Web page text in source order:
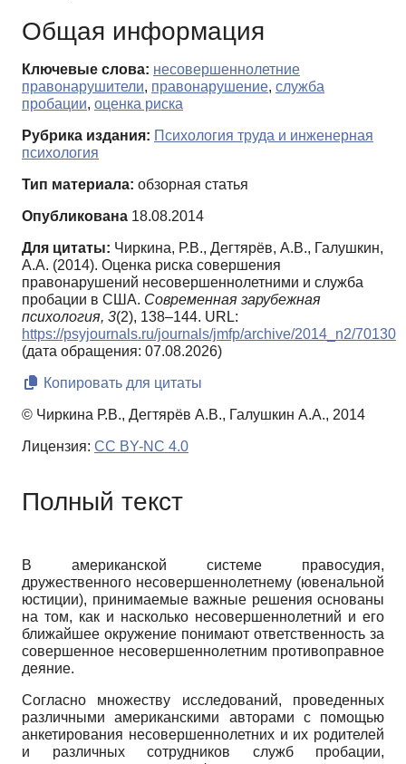
Общая информация
Ключевые слова: несовершеннолетние
правонарушители, правонарушение, служба
пробации, оценка риска
Рубрика издания: Психология труда и инженерная
психология
Тип материала: обзорная статья
Опубликована 18.08.2014
Для цитаты: Чиркина, Р.В., Дегтярёв, А.В., Галушкин,
А.А. (2014). Оценка риска совершения
правонарушений несовершеннолетними и служба
пробации в США. Современная зарубежная
психология, 3(2), 138–144. URL:
https://psyjournals.ru/journals/jmfp/archive/2014_n2/70130
(дата обращения: 07.08.2026)
Копировать для цитаты
© Чиркина Р.В., Дегтярёв А.В., Галушкин А.А., 2014
Лицензия: CC BY-NC 4.0
Полный текст
В американской системе правосудия,
дружественного несовершеннолетнему (ювенальной
юстиции), принимаемые важные решения основаны
на том, как и насколько несовершеннолетний и его
ближайшее окружение понимают ответственность за
совершенное несовершеннолетним противоправное
деяние.
Согласно множеству исследований, проведенных
различными американскими авторами с помощью
анкетирования несовершеннолетних и их родителей
и различных сотрудников служб проба­ции,